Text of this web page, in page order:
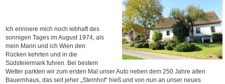
Ich erinnere mich noch lebhaft des
sonnigen Tages im August 1974, als
mein Mann und ich Wien den
Rücken kehrten und in die
Südsteiermark fuhren. Bei bestem
Wetter parkten wir zum ersten Mal unser Auto neben dem 250 Jahre alten
Bauernhaus, das seit jeher „Sternhof“ hieß und von nun an unser neues